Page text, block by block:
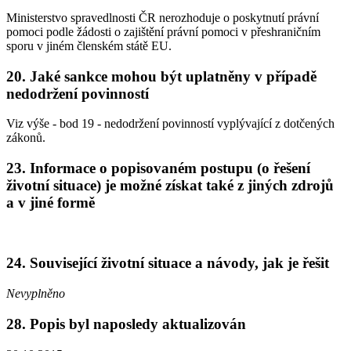
Ministerstvo spravedlnosti ČR nerozhoduje o poskytnutí právní
pomoci podle žádosti o zajištění právní pomoci v přeshraničním
sporu v jiném členském státě EU.
20. Jaké sankce mohou být uplatněny v případě
nedodržení povinností
Viz výše - bod 19 - nedodržení povinností vyplývající z dotčených
zákonů.
23. Informace o popisovaném postupu (o řešení
životní situace) je možné získat také z jiných zdrojů
a v jiné formě
24. Související životní situace a návody, jak je řešit
Nevyplněno
28. Popis byl naposledy aktualizován